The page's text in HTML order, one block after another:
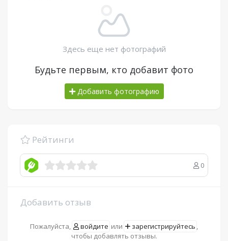
Здесь еще нет фотографий
Будьте первым, кто добавит фото
Добавить фотографию
Рейтинги
0
Добавить отзыв
Пожалуйста, войдите или зарегистрируйтесь ,
чтобы добавлять отзывы.